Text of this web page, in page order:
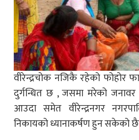
वीरेन्द्रचोक नजिकै रहेको फोहोर
दुर्गन्धित छ , जसमा मरेको जनावर
आउदा समेत वीरेन्द्रनगर
निकायको ध्यानाकर्षण हुन सकेको